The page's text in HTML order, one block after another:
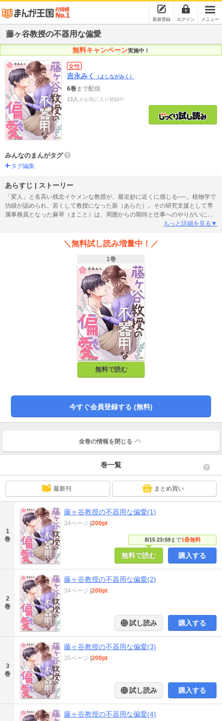
新規登録 ログイン メニュー
藤ヶ谷教授の不器用な偏愛
無料キャンペーン実施中！
女性
吉永みく （よしながみく）
6巻まで配信
13人 がお気に入り登録中
みんなのまんがタグ
タグ編集
あらすじ | ストーリー
「変人」と名高い残念イケメンな教授が、最近妙に近くに感じる──。植物学で
功績が認められ、若くして教授になった新（あらた）。その研究支援として専
属事務員となった麻琴（まこと）は、周囲からの期待と仕事へのやりがいに情
熱を燃やしていた。一方で、ちょっとした悩みを抱えていた。それは新に、名
麻琴に対し、新の態度に少しずつ変化があらわれていく。
もっと詳細を見る▼
＼無料試し読み増量中！／
1巻
無料で読む
今すぐ会員登録する (無料)
全巻の情報を 閉じる
巻一覧
最新刊 まとめ買い
1
巻
藤ヶ谷教授の不器用な偏愛(1)
8/15 23:59まで1冊無料
34ページ |200pt
無料で読む 購入する
2
巻
藤ヶ谷教授の不器用な偏愛(2)
34ページ |200pt
試し読み 購入する
3
巻
藤ヶ谷教授の不器用な偏愛(3)
35ページ |200pt
試し読み 購入する
藤ヶ谷教授の不器用な偏愛(4)